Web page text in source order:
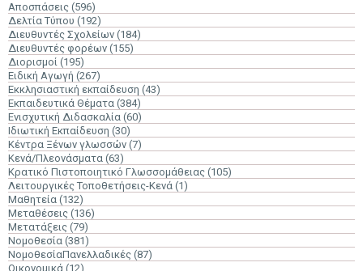
Αποσπάσεις (596)
Δελτία Τύπου (192)
Διευθυντές Σχολείων (184)
Διευθυντές φορέων (155)
Διορισμοί (195)
Ειδική Αγωγή (267)
Εκκλησιαστική εκπαίδευση (43)
Εκπαιδευτικά Θέματα (384)
Ενισχυτική Διδασκαλία (60)
Ιδιωτική Εκπαίδευση (30)
Κέντρα Ξένων γλωσσών (7)
Κενά/Πλεονάσματα (63)
Κρατικό Πιστοποιητικό Γλωσσομάθειας (105)
Λειτουργικές Τοποθετήσεις-Κενά (1)
Μαθητεία (132)
Μεταθέσεις (136)
Μετατάξεις (79)
Νομοθεσία (381)
ΝομοθεσίαΠανελλαδικές (87)
Οικονομικά (12)